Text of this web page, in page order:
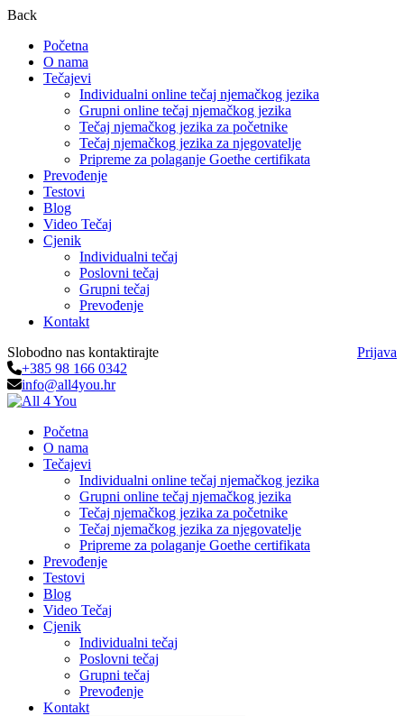
Back
Početna
O nama
Tečajevi
Individualni online tečaj njemačkog jezika
Grupni online tečaj njemačkog jezika
Tečaj njemačkog jezika za početnike
Tečaj njemačkog jezika za njegovatelje
Pripreme za polaganje Goethe certifikata
Prevođenje
Testovi
Blog
Video Tečaj
Cjenik
Individualni tečaj
Poslovni tečaj
Grupni tečaj
Prevođenje
Kontakt
Slobodno nas kontaktirajte
+385 98 166 0342
info@all4you.hr
Prijava
Početna
O nama
Tečajevi
Individualni online tečaj njemačkog jezika
Grupni online tečaj njemačkog jezika
Tečaj njemačkog jezika za početnike
Tečaj njemačkog jezika za njegovatelje
Pripreme za polaganje Goethe certifikata
Prevođenje
Testovi
Blog
Video Tečaj
Cjenik
Individualni tečaj
Poslovni tečaj
Grupni tečaj
Prevođenje
Kontakt